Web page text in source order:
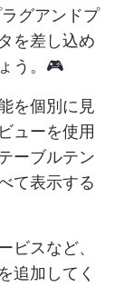
グアンドプ
を差し込め
う。🎮
を個別に見
ューを使用
ーブルテン
て表示する
ビスなど、
追加してく